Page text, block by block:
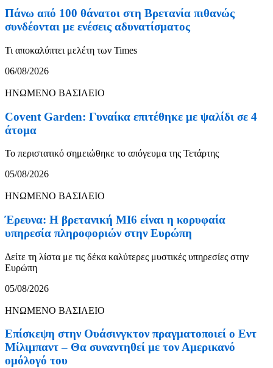
Πάνω από 100 θάνατοι στη Βρετανία πιθανώς
συνδέονται με ενέσεις αδυνατίσματος
Τι αποκαλύπτει μελέτη των Times
06/08/2026
ΗΝΩΜΕΝΟ ΒΑΣΙΛΕΙΟ
Covent Garden: Γυναίκα επιτέθηκε με ψαλίδι σε 4
άτομα
Το περιστατικό σημειώθηκε το απόγευμα της Τετάρτης
05/08/2026
ΗΝΩΜΕΝΟ ΒΑΣΙΛΕΙΟ
Έρευνα: Η βρετανική MI6 είναι η κορυφαία
υπηρεσία πληροφοριών στην Ευρώπη
Δείτε τη λίστα με τις δέκα καλύτερες μυστικές υπηρεσίες στην
Ευρώπη
05/08/2026
ΗΝΩΜΕΝΟ ΒΑΣΙΛΕΙΟ
Επίσκεψη στην Ουάσινγκτον πραγματοποιεί ο Εντ
Μίλιμπαντ – Θα συναντηθεί με τον Αμερικανό
ομόλογό του